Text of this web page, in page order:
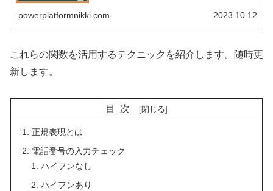
powerplatformnikki.com 2023.10.12
これらの関数を活用するテクニックを紹介します。随時更
新します。
目次
正規表現とは
電話番号の入力チェック
ハイフンなし
ハイフンあり